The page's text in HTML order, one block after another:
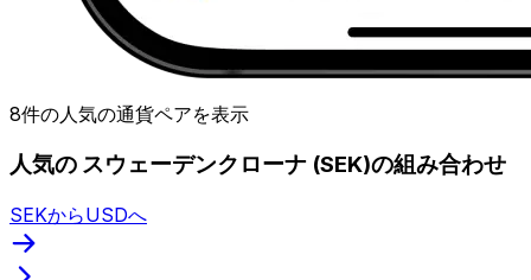
8件の人気の通貨ペアを表示
人気の スウェーデンクローナ (SEK)の組み合わせ
SEKからUSDへ